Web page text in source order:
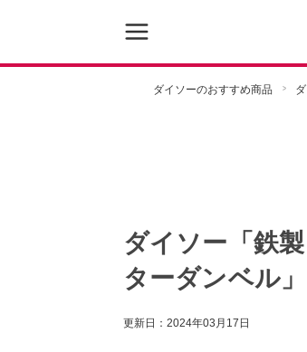
ダイソーのおすすめ商品
ダイソー「鉄
ターダンベル
更新日： 2024年03月17日